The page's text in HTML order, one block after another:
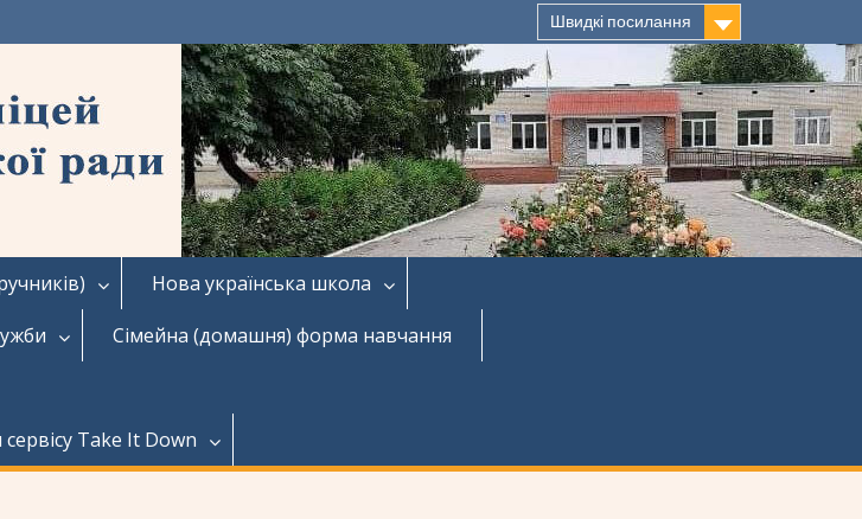
Швидкі посилання
Нова українська школа
Сімейна (домашня) форма навчання
Take It Down